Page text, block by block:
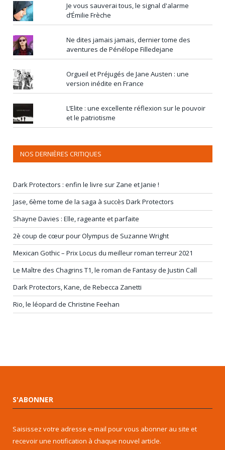
Je vous sauverai tous, le signal d'alarme
d’Émilie Frèche
Ne dites jamais jamais, dernier tome des
aventures de Pénélope Filledejane
Orgueil et Préjugés de Jane Austen : une
version inédite en France
L’Elite : une excellente réflexion sur le pouvoir
et le patriotisme
NOS DERNIÈRES CRITIQUES
Dark Protectors : enfin le livre sur Zane et Janie !
Jase, 6ème tome de la saga à succès Dark Protectors
Shayne Davies : Elle, rageante et parfaite
2è coup de cœur pour Olympus de Suzanne Wright
Mexican Gothic – Prix Locus du meilleur roman terreur 2021
Le Maître des Chagrins T1, le roman de Fantasy de Justin Call
Dark Protectors, Kane, de Rebecca Zanetti
Rio, le léopard de Christine Feehan
S'ABONNER
Saisissez votre adresse e-mail pour vous abonner au site et
recevoir une notification à chaque nouvel article.